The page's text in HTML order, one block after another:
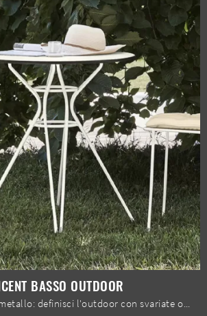
BASSO OUTDOOR
Arredo Giardino in metallo: definisci l'outdoor con svariate offerte di tavoli da giardino della marca Bontempi.